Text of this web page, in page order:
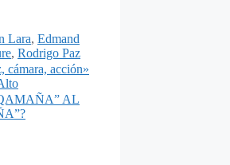
Lara, Edmand
, Rodrigo Paz
cámara, acción»
AL